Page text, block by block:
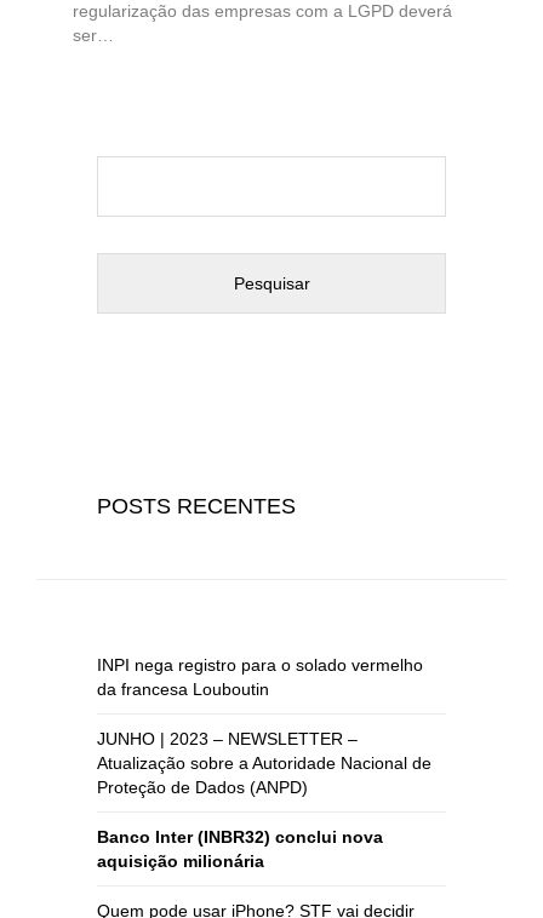
regularização das empresas com a LGPD deverá
ser…
POSTS RECENTES
INPI nega registro para o solado vermelho
da francesa Louboutin
JUNHO | 2023 – NEWSLETTER –
Atualização sobre a Autoridade Nacional de
Proteção de Dados (ANPD)
Banco Inter (INBR32) conclui nova
aquisição milionária
Quem pode usar iPhone? STF vai decidir